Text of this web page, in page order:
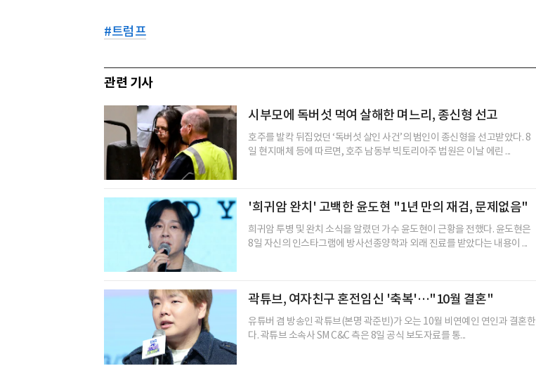
#트럼프
관련 기사
시부모에 독버섯 먹여 살해한 며느리, 종신형 선고
호주를 발칵 뒤집었던 ‘독버섯 살인 사건’의 범인이 종신형을 선고받았다. 8
일 현지매체 등에 따르면, 호주 남동부 빅토리아주 법원은 이날 에린 ...
'희귀암 완치' 고백한 윤도현 "1년 만의 재검, 문제없음"
희귀암 투병 및 완치 소식을 알렸던 가수 윤도현이 근황을 전했다. 윤도현은
8일 자신의 인스타그램에 방사선종양학과 외래 진료를 받았다는 내용이 ...
곽튜브, 여자친구 혼전임신 '축복'…"10월 결혼"
유튜버 겸 방송인 곽튜브(본명 곽준빈)가 오는 10월 비연예인 연인과 결혼한
다. 곽튜브 소속사 SM C&C 측은 8일 공식 보도자료를 통...